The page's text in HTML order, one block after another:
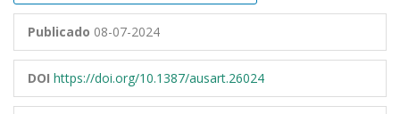
Publicado 08-07-2024
DOI https://doi.org/10.1387/ausart.26024